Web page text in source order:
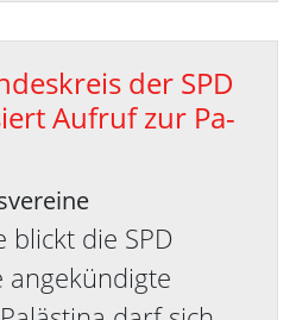
der SPD
Auf­ruf zur Pa­
blickt die SPD
angekündigte